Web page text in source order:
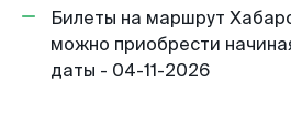
Билеты на маршрут
можно приобрести
даты - 04-11-2026